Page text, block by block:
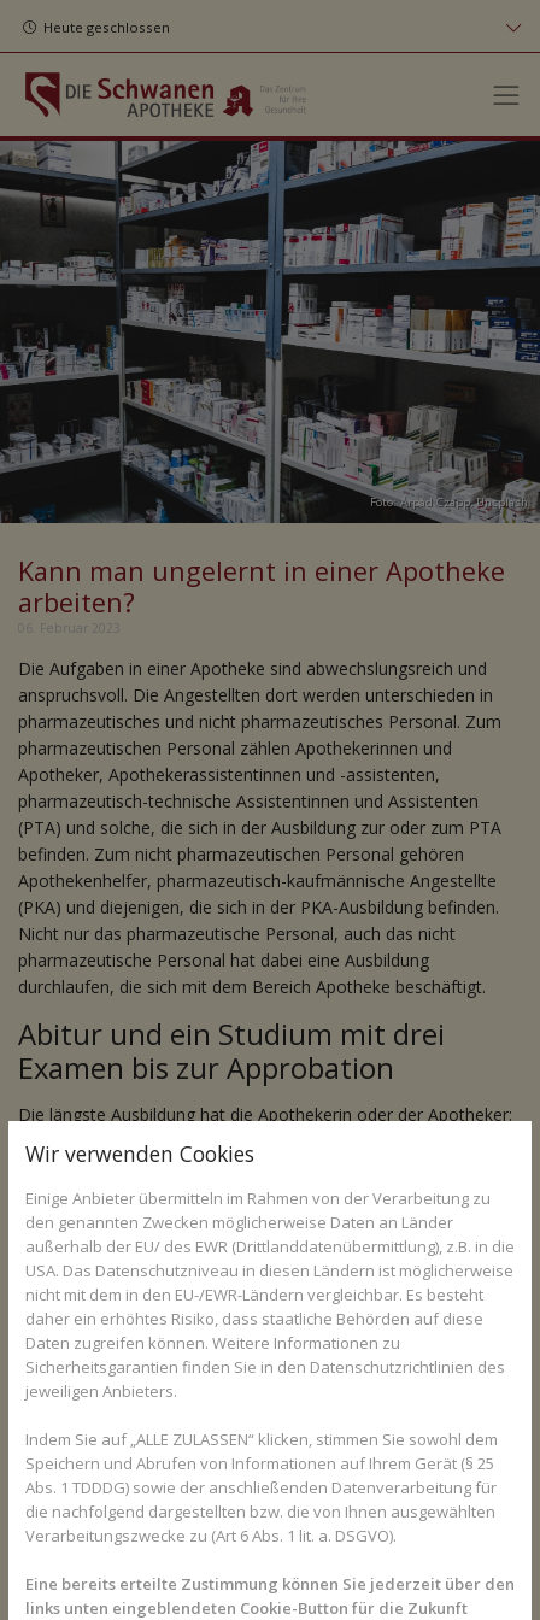
Heute geschlossen
Foto:Árpád Czapp,Unsplash
Kann man ungelernt in einer Apotheke
arbeiten?
06. Februar 2023
Die Aufgaben in einer Apotheke sind abwechslungsreich und
anspruchsvoll. Die Angestellten dort werden unterschieden in
pharmazeutisches und nicht pharmazeutisches Personal. Zum
pharmazeutischen Personal zählen Apothekerinnen und
Apotheker, Apothekerassistentinnen und -assistenten,
pharmazeutisch-technische Assistentinnen und Assistenten
(PTA) und solche, die sich in der Ausbildung zur oder zum PTA
befinden. Zum nicht pharmazeutischen Personal gehören
Apothekenhelfer, pharmazeutisch-kaufmännische Angestellte
(PKA) und diejenigen, die sich in der PKA-Ausbildung befinden.
Nicht nur das pharmazeutische Personal, auch das nicht
pharmazeutische Personal hat dabei eine Ausbildung
durchlaufen, die sich mit dem Bereich Apotheke beschäftigt.
Abitur und ein Studium mit drei
Examen bis zur Approbation
Die längste Ausbildung hat die Apothekerin oder der Apotheker:
Sie müssen Pharmazie studieren, wofür das Abitur oder ein
gleichwertiger Schulabschluss die Grundvoraussetzung ist. Das
Studium gliedert sich in ein Grund- und ein Hauptstudium und
nach acht Semestern folgt ein praktisches Jahr. Ein Interesse für
Naturwissenschaften sollte vorhanden sein, denn im Studium
sind unter anderem Physik, Mathematik und Biochemie wichtige
Fächer. Nach allen drei Teilen wird ein Examen abgelegt. Werden
diese bestanden, kann die Approbation - die Berufserlaubnis für
Apothekerinnen und Apotheker - beantragt werden.
PTA: Mittlere Reife und Ausbildung
Wer PTA werden möchte, sollte mindestens eine mittlere Reife
haben. Die Ausbildung erfolgt zwei Jahre lang an einer
staatlichen oder staatlich anerkannten privaten Schule und
einem halben Jahr Praktikum in einer Apotheke. Anschließend
hat die oder der PTA in der Apotheke umfangreiche Aufgaben:
Sie reichen von dem Verkauf und der Beratung der Kunden zu
den verschriebenen oder in der Apotheke frei verkäuflichen
Wir verwenden Cookies
Einige Anbieter übermitteln im Rahmen von der Verarbeitung zu
den genannten Zwecken möglicherweise Daten an Länder
außerhalb der EU/ des EWR (Drittlanddatenübermittlung), z.B. in die
USA. Das Datenschutzniveau in diesen Ländern ist möglicherweise
nicht mit dem in den EU-/EWR-Ländern vergleichbar. Es besteht
daher ein erhöhtes Risiko, dass staatliche Behörden auf diese
Daten zugreifen können. Weitere Informationen zu
Sicherheitsgarantien finden Sie in den Datenschutzrichtlinien des
jeweiligen Anbieters.
Indem Sie auf „ALLE ZULASSEN“ klicken, stimmen Sie sowohl dem
Speichern und Abrufen von Informationen auf Ihrem Gerät (§ 25
Abs. 1 TDDDG) sowie der anschließenden Datenverarbeitung für
die nachfolgend dargestellten bzw. die von Ihnen ausgewählten
Verarbeitungszwecke zu (Art 6 Abs. 1 lit. a. DSGVO).
Eine bereits erteilte Zustimmung können Sie jederzeit über den
links unten eingeblendeten Cookie-Button für die Zukunft